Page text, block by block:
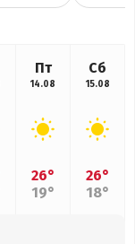
Пт
14.08
26°
19°
Сб
15.08
26°
18°